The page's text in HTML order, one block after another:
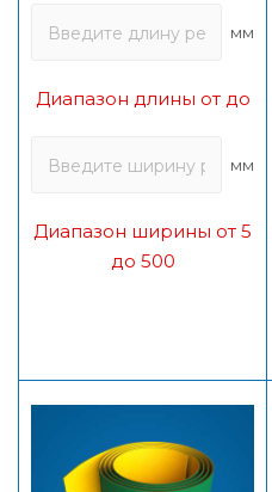
мм
Диапазон длины от до
мм
Диапазон ширины от 5
до 500